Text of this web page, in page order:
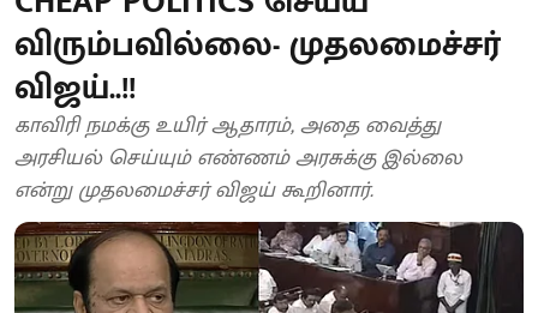
விரும்பவில்லை- முதலமைச்சர்
விஜய்..!!
காவிரி நமக்கு உயிர் ஆதாரம், அதை வைத்து
அரசியல் செய்யும் எண்ணம் அரசுக்கு இல்லை
என்று முதலமைச்சர் விஜய் கூறினார்.